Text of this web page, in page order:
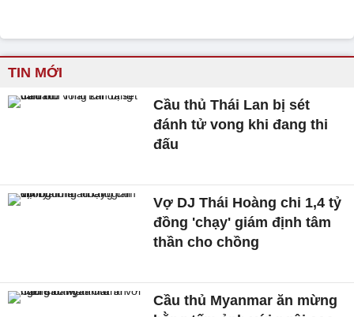
TIN MỚI
Cầu thủ Thái Lan bị sét
đánh tử vong khi đang thi
đấu
Vợ DJ Thái Hoàng chi 1,4 tỷ
đồng 'chạy' giám định tâm
thần cho chồng
Cầu thủ Myanmar ăn mừng